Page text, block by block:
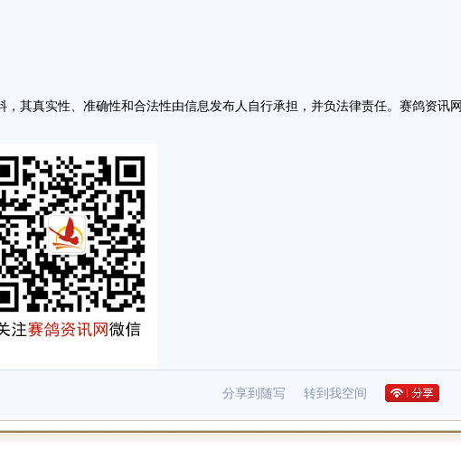
其真实性、准确性和合法性由信息发布人自行承担，并负法律责任。赛鸽资讯网
转到我空间
分享到随写